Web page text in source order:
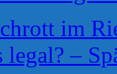
im
–